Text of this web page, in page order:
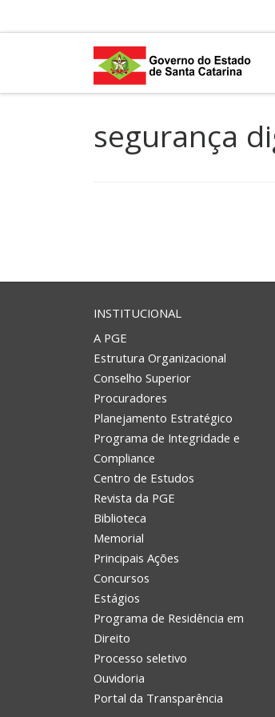
segurança
INSTITUCIONAL
A PGE
Estrutura Organizacional
Conselho Superior
Procuradores
Planejamento Estratégico
Programa de Integridade e
Compliance
Centro de Estudos
Revista da PGE
Biblioteca
Memorial
Principais Ações
Concursos
Estágios
Programa de Residência em
Direito
Processo seletivo
Ouvidoria
Portal da Transparência